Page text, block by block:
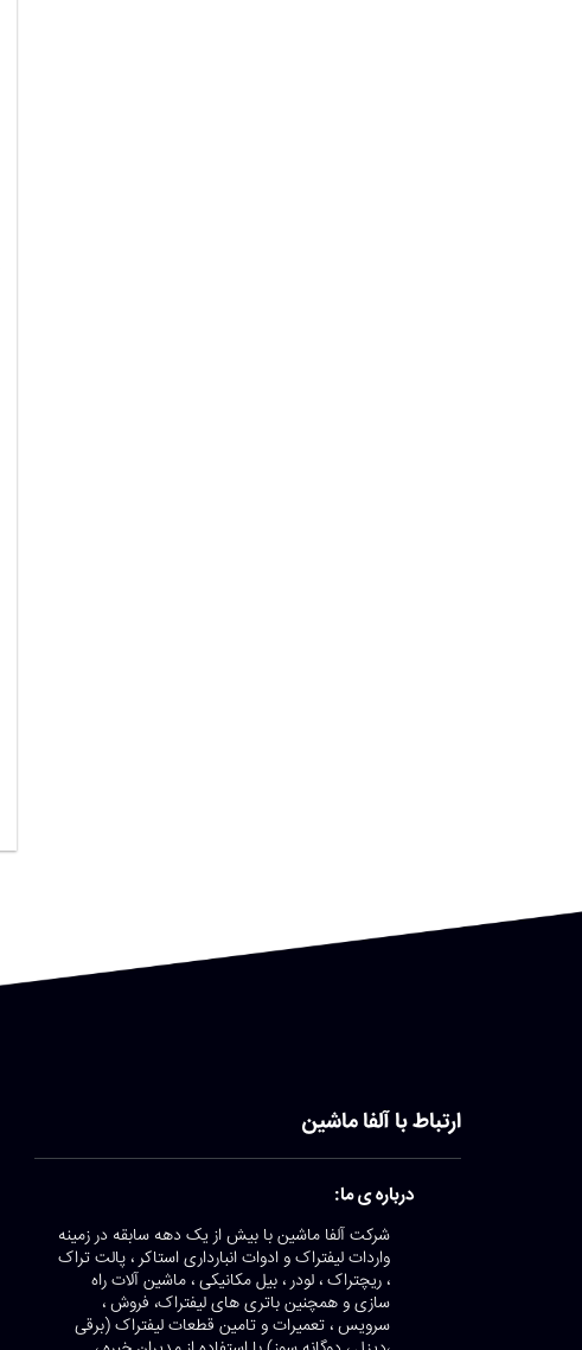
ارتباط با آلفا ماشین
درباره ی ما:
شرکت آلفا ماشین با بیش از یک دهه سابقه در زمینه
واردات لیفتراک و ادوات انبارداری استاکر ، پالت تراک
، ریچتراک ، لودر ، بیل مکانیکی ، ماشین آلات راه
سازی و همچنین باتری های لیفتراک، فروش ،
سرویس ، تعمیرات و تامین قطعات لیفتراک (برقی